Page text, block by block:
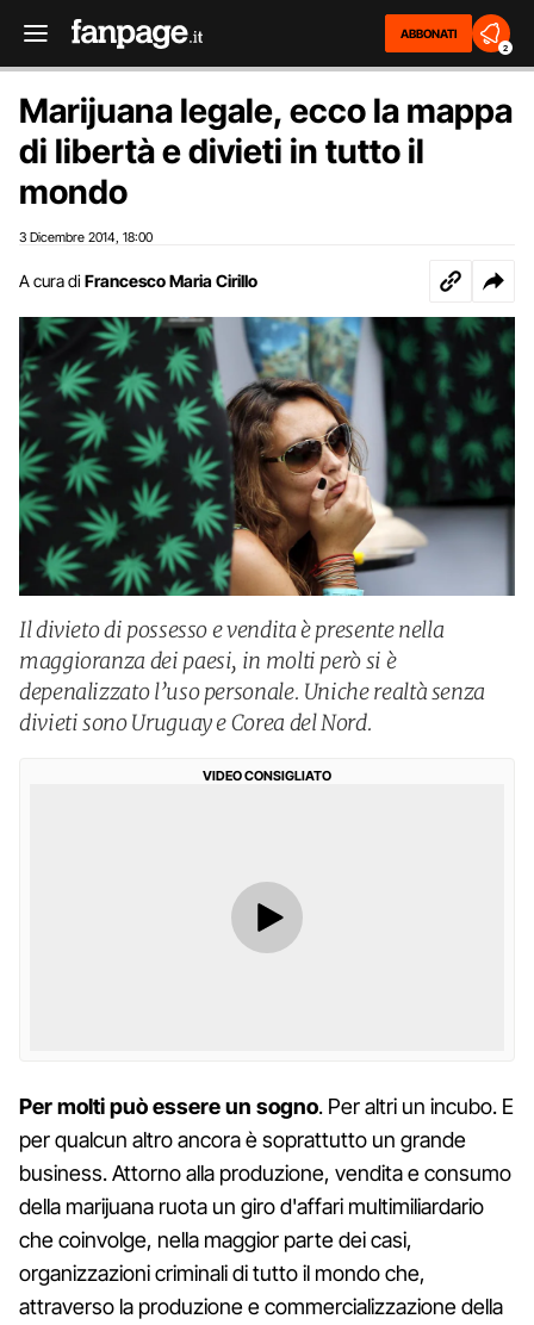
ABBONATI
2
Marijuana legale, ecco la mappa
di libertà e divieti in tutto il
mondo
3 Dicembre 2014 18:00
A cura di Francesco Maria Cirillo
Il divieto di possesso e vendita è presente nella
maggioranza dei paesi, in molti però si è
depenalizzato l’uso personale. Uniche realtà senza
divieti sono Uruguay e Corea del Nord.
VIDEO CONSIGLIATO
Per molti può essere un sogno. Per altri un incubo. E
per qualcun altro ancora è soprattutto un grande
business. Attorno alla produzione, vendita e consumo
della marijuana ruota un giro d'affari multimiliardario
che coinvolge, nella maggior parte dei casi,
organizzazioni criminali di tutto il mondo che,
attraverso la produzione e commercializzazione della